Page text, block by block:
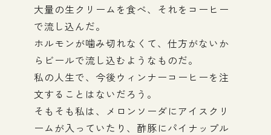
大量の生クリームを食べ、それをコーヒー
で流し込んだ。
ホルモンが噛み切れなくて、仕方がないか
らビールで流し込むようなものだ。
私の人生で、今後ウィンナーコーヒーを注
文することはないだろう。
そもそも私は、メロンソーダにアイスクリ
ームが入っていたり、酢豚にパイナップル